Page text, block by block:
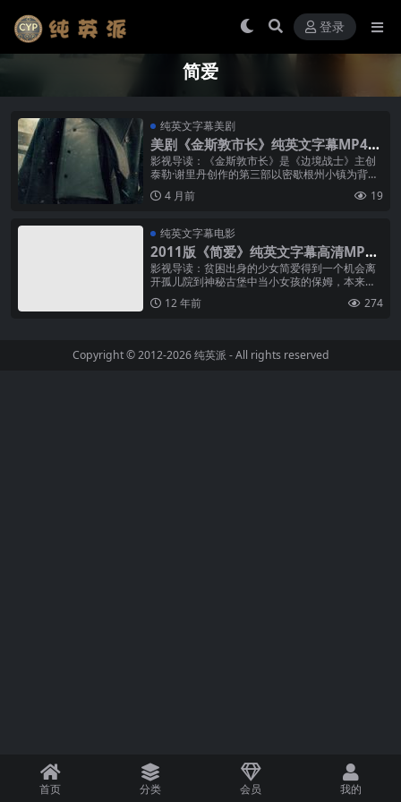
登录
简爱
纯英文字幕美剧
美剧《金斯敦市长》纯英文字幕MP4下
载
影视导读：《金斯敦市长》是《边境战士》主创
泰勒·谢里丹创作的第三部以密歇根州小镇为背景
的犯罪剧，与《黄石》和《1883》共同构成’达顿
宇宙̵...4 月前 19
纯英文字幕电影
2011版《简爱》纯英文字幕高清MP4
下载
影视导读：贫困出身的少女简爱得到一个机会离
开孤儿院到神秘古堡中当小女孩的保姆，本来以
为可以重享人间温情，不料男主人爱德华洛微斯
特个性暴燥，行事神秘，令到她的感情...
12 年前 274
Copyright © 2012-2026纯英派 - All rights reserved
首页 分类 会员 我的